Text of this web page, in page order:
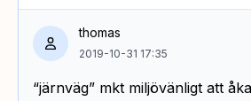
thomas
2019-10-31 17:35
“järnväg” mkt miljövänligt att